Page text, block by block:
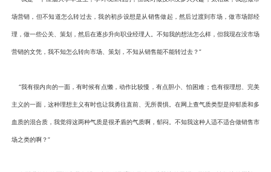
场营销，但不知道怎么转过去，我的初步设想是从销售做起，然后过渡到市场，做市场部经
理，做一些公关、策划，然后在逐步升向职业经理人。不知我的想法怎么样，但我现在没市场
营销的文凭，我不知怎么转向市场、策划，不知从销售能不能转过去？”
“我有很内向的一面，有时候有点懒，动作比较慢，有点胆小、怕困难；也有很理想、完美
主义的一面，这种理想主义有时也让我勇往直前、无所畏惧。在网上查气质类型是抑郁质和多
血质的混合质，我觉得这两种气质是很矛盾的气质啊，郁闷。不知我这种人适不适合做销售市
场之类的啊？”